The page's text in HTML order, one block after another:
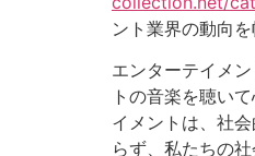
ント業界の動向
エンターテイメ
トの音楽を聴い
イメントは、社
らず、私たちの